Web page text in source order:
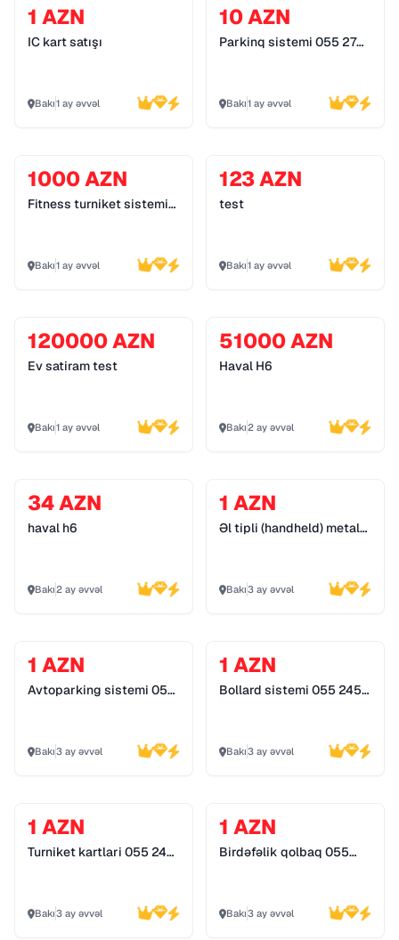
1 AZN
IC kart satışı
Bakı1 ay əvvəl
10 AZN
Parkinq sistemi 055 272
Bakı1 ay əvvəl
1000 AZN
Fitness turniket sistemi
Bakı1 ay əvvəl
123 AZN
test
Bakı1 ay əvvəl
120000 AZN
Ev satiram test
Bakı1 ay əvvəl
51000 AZN
Haval H6
Bakı2 ay əvvəl
34 AZN
haval h6
Bakı2 ay əvvəl
1 AZN
Əl tipli (handheld) metal
Bakı3 ay əvvəl
1 AZN
Avtoparking sistemi 055
Bakı3 ay əvvəl
1 AZN
Bollard sistemi 055 245
Bakı3 ay əvvəl
1 AZN
Turniket kartlari 055 245
Bakı3 ay əvvəl
1 AZN
Birdəfəlik qolbaq 055
Bakı3 ay əvvəl